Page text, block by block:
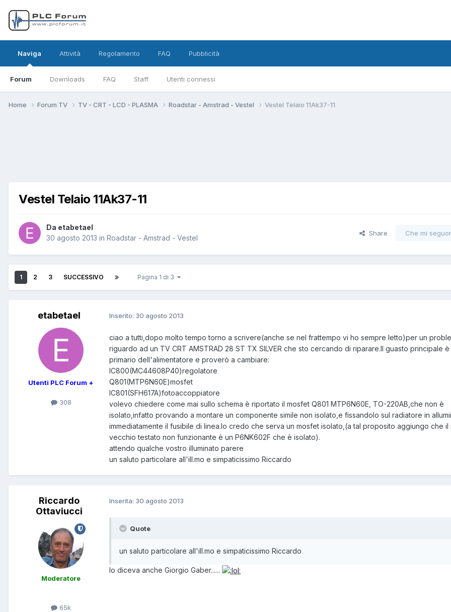
Naviga
Forum Downloads FAQ Staff Utenti connessi
Attività Regolamento FAQ Pubblicità
Home Forum TV TV - CRT - LCD - PLASMA Roadstar - Amstrad - Vestel Vestel Telaio 11Ak37-11
Vestel Telaio 11Ak37-11
Da etabetael
30 agosto 2013 in Roadstar - Amstrad - Vestel
Share Che mi
1 2 3 SUCCESSIVO Pagina 1 di 3
etabetael
Utenti PLC Forum +
308
Inserito: 30 agosto 2013
ciao a tutti,dopo molto tempo torno a scrivere(anche se nel frattempo vi ho sempre letto)per un
riguardo ad un TV CRT AMSTRAD 28 ST TX SILVER che sto cercando di riparare.Il guasto principale è
primario dell'alimentatore e proverò a cambiare:
IC800(MC44608P40)regolatore
Q801(MTP6N60E)mosfet
IC801(SFH617A)fotoaccoppiatore
volevo chiedere come mai sullo schema è riportato il mosfet Q801 MTP6N60E, TO-220AB,che non è
isolato,infatto provando a montare un componente simile non isolato,e fissandolo sul radiatore in
immediatamente il fusibile di linea.Io credo che serva un mosfet isolato,(a tal proposito aggiungo che il
vecchio testato non funzionante è un P6NK602F che è isolato).
attendo qualche vostro illuminato parere
un saluto particolare all'ill.mo e simpaticissimo Riccardo
Riccardo
Ottaviucci
Moderatore
65k
Inserita: 30 agosto 2013
Quote
un saluto particolare all'ill.mo e simpaticissimo Riccardo
lo diceva anche Giorgio Gaber......